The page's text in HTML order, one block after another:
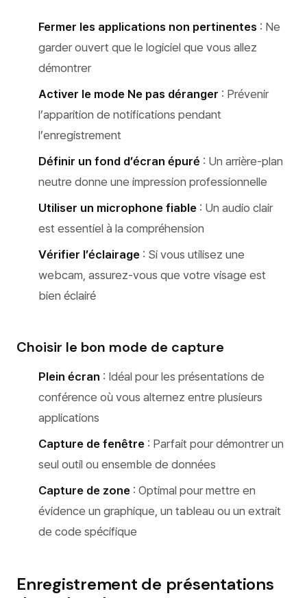
Fermer les applications non pertinentes : Ne
garder ouvert que le logiciel que vous allez
démontrer
Activer le mode Ne pas déranger : Prévenir
l’apparition de notifications pendant
l’enregistrement
Définir un fond d’écran épuré : Un arrière-plan
neutre donne une impression professionnelle
Utiliser un microphone fiable : Un audio clair
est essentiel à la compréhension
Vérifier l’éclairage : Si vous utilisez une
webcam, assurez-vous que votre visage est
bien éclairé
Choisir le bon mode de capture
Plein écran : Idéal pour les présentations de
conférence où vous alternez entre plusieurs
applications
Capture de fenêtre : Parfait pour démontrer un
seul outil ou ensemble de données
Capture de zone : Optimal pour mettre en
évidence un graphique, un tableau ou un extrait
de code spécifique
Enregistrement de présentations